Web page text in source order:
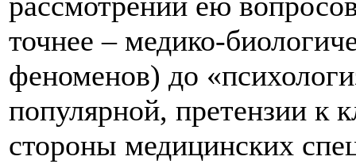
точнее – медико-
феноменов) до
популярной, претензии к
стороны медицинских